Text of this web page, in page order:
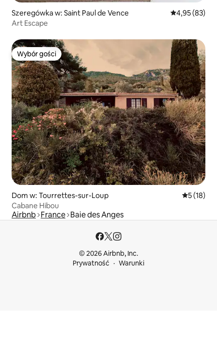
Szeregówka w: Saint Paul de Vence Średnia
4,95 (83)
Art Escape
Wybór gości
Wybór gości
Dom w: Tourrettes-sur-Loup Średnia
5 (18)
Cabane Hibou
Airbnb France Baie des Anges
© 2026 Airbnb, Inc.
Prywatność
Warunki